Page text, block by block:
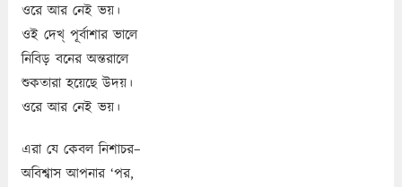
ওরে আর নেই ভয়।
ওই দেখ্‌ পূর্বাশার ভালে
নিবিড় বনের অন্তরালে
শুকতারা হয়েছে উদয়।
ওরে আর নেই ভয়।
এরা যে কেবল নিশাচর–
অবিশ্বাস আপনার ‘পর,